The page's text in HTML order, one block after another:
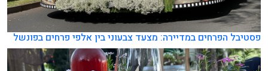
פסטיבל הפרחים במדיירה: מצעד צבעוני בין אלפי פרחים בפונשל